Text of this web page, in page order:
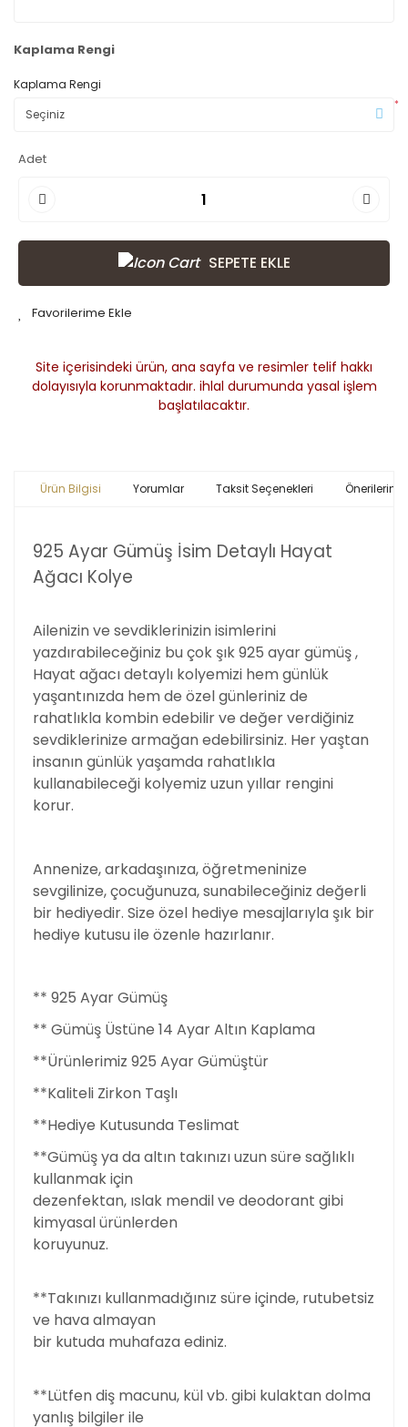
Kaplama Rengi
Kaplama Rengi
*
Adet
SEPETE EKLE
Site içerisindeki ürün, ana sayfa ve resimler telif hakkı
dolayısıyla korunmaktadır. ihlal durumunda yasal işlem
başlatılacaktır.
Ürün Bilgisi Yorumlar Taksit Seçenekleri Önerileriniz
925 Ayar Gümüş İsim Detaylı Hayat
Ağacı Kolye
Ailenizin ve sevdiklerinizin isimlerini
yazdırabileceğiniz bu çok şık 925 ayar gümüş ,
Hayat ağacı detaylı kolyemizi hem günlük
yaşantınızda hem de özel günleriniz de
rahatlıkla kombin edebilir ve değer verdiğiniz
sevdiklerinize armağan edebilirsiniz. Her yaştan
insanın günlük yaşamda rahatlıkla
kullanabileceği kolyemiz uzun yıllar rengini
korur.
Annenize, arkadaşınıza, öğretmeninize
sevgilinize, çocuğunuza, sunabileceğiniz değerli
bir hediyedir. Size özel hediye mesajlarıyla şık bir
hediye kutusu ile özenle hazırlanır.
** 925 Ayar Gümüş
** Gümüş Üstüne 14 Ayar Altın Kaplama
**Ürünlerimiz 925 Ayar Gümüştür
**Kaliteli Zirkon Taşlı
**Hediye Kutusunda Teslimat
**Gümüş ya da altın takınızı uzun süre sağlıklı
kullanmak için
dezenfektan, ıslak mendil ve deodorant gibi
kimyasal ürünlerden
koruyunuz.
**Takınızı kullanmadığınız süre içinde, rutubetsiz
ve hava almayan
bir kutuda muhafaza ediniz.
**Lütfen diş macunu, kül vb. gibi kulaktan dolma
yanlış bilgiler ile